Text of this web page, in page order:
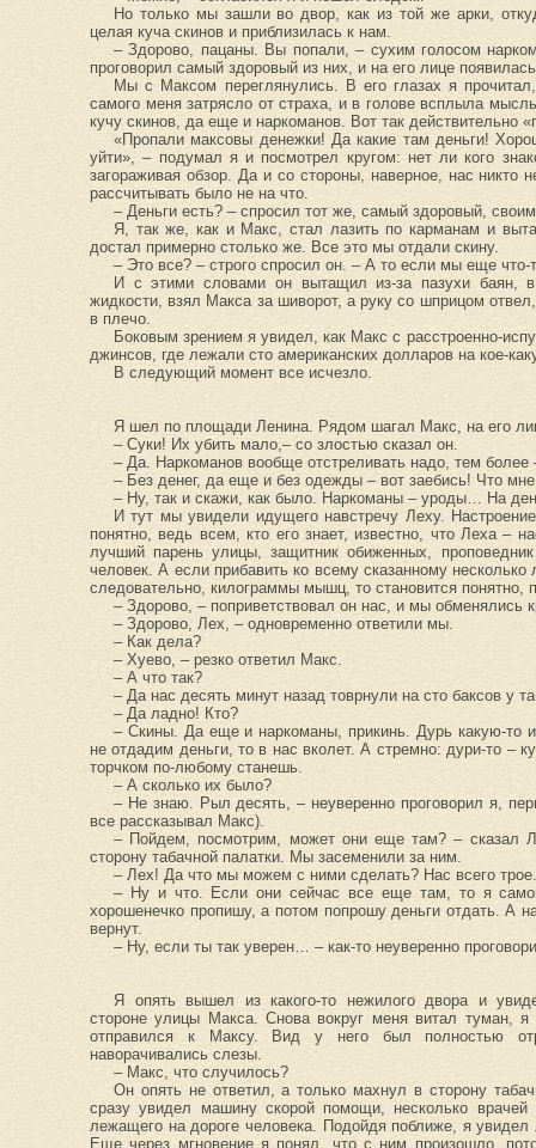
Но только мы зашли во двор, как из той же арки,
целая куча скинов и приблизилась к нам.
– Здорово, пацаны. Вы попали, – сухим голосом
проговорил самый здоровый из них, и на его лице
Мы с Максом переглянулись. В его глазах я
самого меня затрясло от страха, и в голове всплыла
кучу скинов, да еще и наркоманов. Вот так действительно
«Пропали максовы денежки! Да какие там деньги!
уйти», – подумал я и посмотрел кругом: нет ли кого
загораживая обзор. Да и со стороны, наверное, нас никто
рассчитывать было не на что.
– Деньги есть? – спросил тот же, самый здоровый,
Я, так же, как и Макс, стал лазить по карманам и
достал примерно столько же. Все это мы отдали скину.
– Это все? – строго спросил он. – А то если мы еще
И с этими словами он вытащил из-за пазухи баян,
жидкости, взял Макса за шиворот, а руку со шприцом
в плечо.
Боковым зрением я увидел, как Макс с расстроенно-
джинсов, где лежали сто американских долларов на кое-
В следующий момент все исчезло.
Я шел по площади Ленина. Рядом шагал Макс, на его
– Суки! Их убить мало,– со злостью сказал он.
– Да. Наркоманов вообще отстреливать надо, тем более
– Без денег, да еще и без одежды – вот заебись! Что мне
– Ну, так и скажи, как было. Наркоманы – уроды… На
И тут мы увидели идущего навстречу Леху.
понятно, ведь всем, кто его знает, известно, что Леха –
лучший парень улицы, защитник обиженных,
человек. А если прибавить ко всему сказанному
следовательно, килограммы мышц, то становится
– Здорово, – поприветствовал он нас, и мы обменялись
– Здорово, Лех, – одновременно ответили мы.
– Как дела?
– Хуево, – резко ответил Макс.
– А что так?
– Да нас десять минут назад товрнули на сто баксов у
– Да ладно! Кто?
– Скины. Да еще и наркоманы, прикинь. Дурь какую-то
не отдадим деньги, то в нас вколет. А стремно: дури-то –
торчком по-любому станешь.
– А сколько их было?
– Не знаю. Рыл десять, – неуверенно проговорил я,
все рассказывал Макс).
– Пойдем, посмотрим, может они еще там? – сказал
сторону табачной палатки. Мы засеменили за ним.
– Лех! Да что мы можем с ними сделать? Нас всего трое.
– Ну и что. Если они сейчас все еще там, то я
хорошенечко пропишу, а потом попрошу деньги отдать. А
вернут.
– Ну, если ты так уверен… – как-то неуверенно
Я опять вышел из какого-то нежилого двора и
стороне улицы Макса. Снова вокруг меня витал туман,
отправился к Максу. Вид у него был полностью
наворачивались слезы.
– Макс, что случилось?
Он опять не ответил, а только махнул в сторону
сразу увидел машину скорой помощи, несколько врачей
лежащего на дороге человека. Подойдя поближе, я
Еще через мгновение я понял, что с ним произошло,